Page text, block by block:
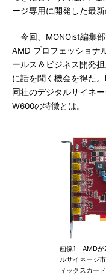
ージ専用に開発した最
今回、MONOist編集部
AMD プロフェッショナ
ールス＆ビジネス開発
に話を聞く機会を得た
同社のデジタルサイネ
W600の特徴とは。
画像1 AMDが
ルサイネージ
ィックスカー